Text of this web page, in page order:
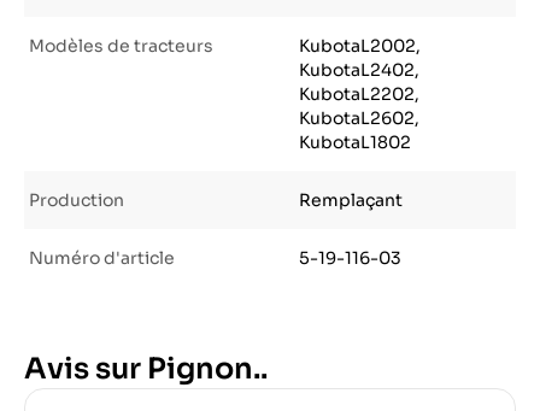
Modèles de tracteurs
KubotaL2002,
KubotaL2402,
KubotaL2202,
KubotaL2602,
KubotaL1802
Production Remplaçant
Numéro d'article 5-19-116-03
Avis sur Pignon..